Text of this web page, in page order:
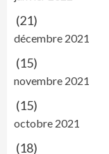
(21)
décembre 2021
(15)
novembre 2021
(15)
octobre 2021
(18)